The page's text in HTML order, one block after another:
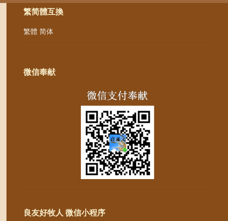
繁简體互換
繁體 简体
微信奉献
良友好牧人 微信小程序